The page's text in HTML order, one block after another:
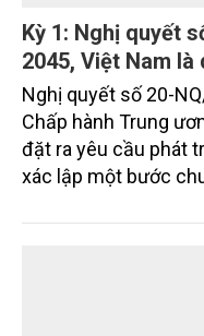
Kỳ 1: Nghị quyết
2045, Việt Nam là
Nghị quyết số 20-